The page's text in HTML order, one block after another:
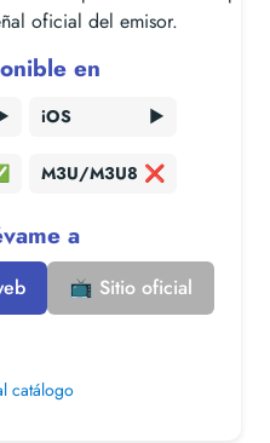
oficial del emisor.
en
iOS ▶️
M3U/M3U8 ❌
a
📺 Sitio oficial
catálogo